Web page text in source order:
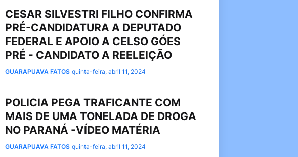
CESAR SILVESTRI FILHO CONFIRMA
PRÉ-CANDIDATURA A DEPUTADO
FEDERAL E APOIO A CELSO GÓES
PRÉ - CANDIDATO A REELEIÇÃO
GUARAPUAVA FATOS quinta-feira, abril 11, 2024
POLICIA PEGA TRAFICANTE COM
MAIS DE UMA TONELADA DE DROGA
NO PARANÁ -VÍDEO MATÉRIA
GUARAPUAVA FATOS quinta-feira, abril 11, 2024